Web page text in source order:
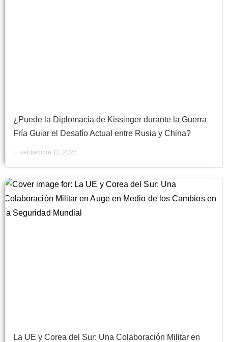
¿Puede la Diplomacia de Kissinger durante la Guerra
Fría Guiar el Desafío Actual entre Rusia y China?
septiembre 11, 2025
La UE y Corea del Sur: Una Colaboración Militar en